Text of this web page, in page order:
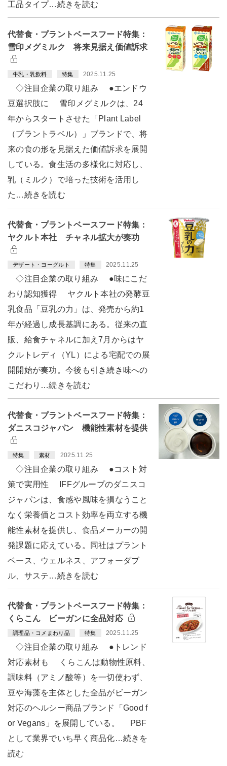
工品タイプ…続きを読む
代替食・プラントベースフード特集：
雪印メグミルク 将来見据え価値訴求
牛乳・乳飲料 特集 2025.11.25
◇注目企業の取り組み ●エンドウ
豆選択肢に 雪印メグミルクは、24
年からスタートさせた「Plant Label
（プラントラベル）」ブランドで、将
来の食の形を見据えた価値訴求を展開
している。食生活の多様化に対応し、
乳（ミルク）で培った技術を活用し
た…続きを読む
代替食・プラントベースフード特集：
ヤクルト本社 チャネル拡大が奏功
デザート・ヨーグルト 特集 2025.11.25
◇注目企業の取り組み ●味にこだ
わり認知獲得 ヤクルト本社の発酵豆
乳食品「豆乳の力」は、発売から約1
年が経過し成長基調にある。従来の直
販、給食チャネルに加え7月からはヤ
クルトレディ（YL）による宅配での展
開開始が奏功。今後も引き続き味への
こだわり…続きを読む
代替食・プラントベースフード特集：
ダニスコジャパン 機能性素材を提供
特集 素材 2025.11.25
◇注目企業の取り組み ●コスト対
策で実用性 IFFグループのダニスコ
ジャパンは、食感や風味を損なうこと
なく栄養価とコスト効率を両立する機
能性素材を提供し、食品メーカーの開
発課題に応えている。同社はプラント
ベース、ウェルネス、アフォーダブ
ル、サステ…続きを読む
代替食・プラントベースフード特集：
くらこん ビーガンに全品対応
調理品・コメまわり品 特集 2025.11.25
◇注目企業の取り組み ●トレンド
対応素材も くらこんは動物性原料、
調味料（アミノ酸等）を一切使わず、
豆や海藻を主体とした全品がビーガン
対応のヘルシー商品ブランド「Good f
or Vegans」を展開している。 PBF
として業界でいち早く商品化…続きを
読む